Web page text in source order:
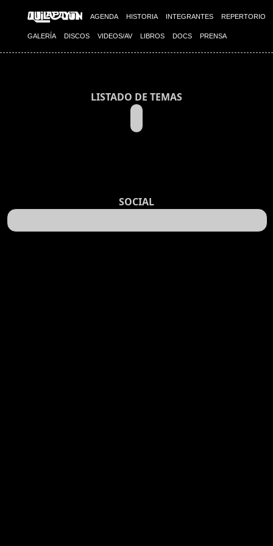
AGENDA HISTORIA INTEGRANTES REPERTORIO
GALERÍA DISCOS VIDEOS/AV LIBROS DOCS PRENSA
LISTADO DE TEMAS
SOCIAL